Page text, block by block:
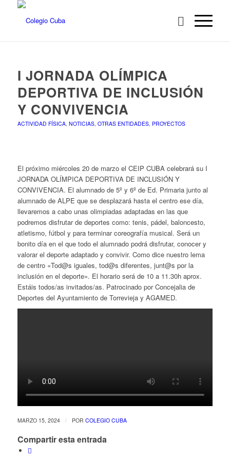
I JORNADA OLÍMPICA
DEPORTIVA DE INCLUSIÓN
Y CONVIVENCIA
ACTIVIDAD FÍSICA, NOTICIAS, OTRAS ENTIDADES, PROYECTOS
El próximo miércoles 20 de marzo el CEIP CUBA celebrará su I
JORNADA OLÍMPICA DEPORTIVA DE INCLUSIÓN Y
CONVIVENCIA. El alumnado de 5º y 6º de Ed. Primaria junto al
alumnado de ALPE que se desplazará hasta el centro ese día,
llevaremos a cabo unas olimpiadas adaptadas en las que
podremos disfrutar de deportes como: tenis, pádel, baloncesto,
atletismo, fútbol y para terminar coreografía musical. Será un
bonito día en el que todo el alumnado podrá disfrutar, conocer y
valorar el deporte adaptado y convivir. Como dice nuestro lema
de centro «Tod@s iguales, tod@s diferentes, junt@s por la
inclusión en el deporte». El horario será de 10 a 11.30h aprox.
Estáis todos/as invitados/as. Patrocinado por Concejalia de
Deportes del Ayuntamiento de Torrevieja y AGAMED.
MARZO 15, 2024 / POR COLEGIO CUBA
Compartir esta entrada